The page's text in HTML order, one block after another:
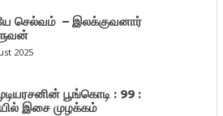
செல்வம் – இலக்குவனார்
2025
பூங்கொடி : 99 :
இசை முழக்கம்